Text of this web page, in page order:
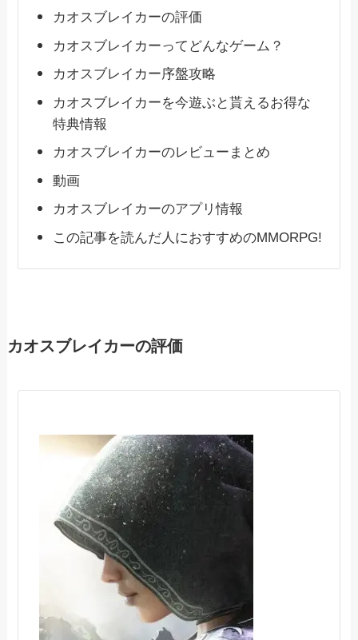
カオスブレイカーの評価
カオスブレイカーってどんなゲーム？
カオスブレイカー序盤攻略
カオスブレイカーを今遊ぶと貰えるお得な
特典情報
カオスブレイカーのレビューまとめ
動画
カオスブレイカーのアプリ情報
この記事を読んだ人におすすめのMMORPG!
カオスブレイカーの評価